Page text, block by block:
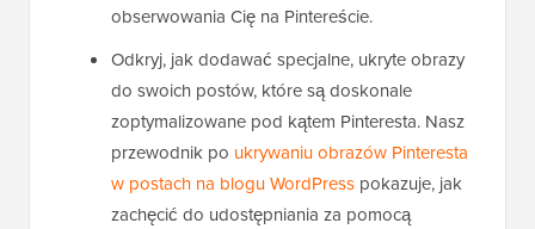
obserwowania Cię na Pintereście.
Odkryj, jak dodawać specjalne, ukryte obrazy
do swoich postów, które są doskonale
zoptymalizowane pod kątem Pinteresta. Nasz
przewodnik po ukrywaniu obrazów Pinteresta
w postach na blogu WordPress pokazuje, jak
zachęcić do udostępniania za pomocą